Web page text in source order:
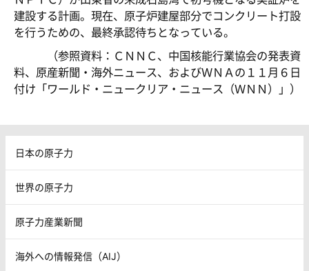
建設する計画。現在、原子炉建屋部分でコンクリート打設
を行うための、最終承認待ちとなっている。
（参照資料：ＣＮＮＣ、中国核能行業協会の発表資
料、原産新聞・海外ニュース、およびＷＮＡの１１月６日
付け「ワールド・ニュークリア・ニュース（ＷＮＮ）」）
日本の原子力
世界の原子力
原子力産業新聞
海外への情報発信（AIJ）